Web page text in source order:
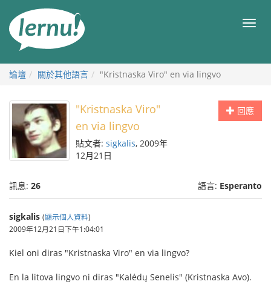
目
論壇 關於其他語言 "Kristnaska Viro" en via lingvo
回應
"Kristnaska Viro"
en via lingvo
貼文者: sigkalis, 2009年
12月21日
訊息: 26 語言: Esperanto
sigkalis (顯示個人資料)
2009年12月21日下午1:04:01
Kiel oni diras "Kristnaska Viro" en via lingvo?
En la litova lingvo ni diras "Kalėdų Senelis" (Kristnaska Avo).